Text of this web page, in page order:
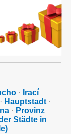
· Irací
· Hauptstadt ·
· Provinz
Städte in